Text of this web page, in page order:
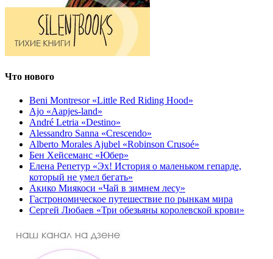
Что нового
Beni Montresor «Little Red Riding Hood»
Ajo «Aapjes-land»
André Letria «Destino»
Alessandro Sanna «Crescendo»
Alberto Morales Ajubel «Robinson Crusoé»
Бен Хейсеманс «Юбер»
Елена Репетур «Эх! История о маленьком гепарде,
который не умел бегать»
Акико Миякоси «Чай в зимнем лесу»
Гастрономическое путешествие по рынкам мира
Сергей Любаев «Три обезьяны королевской крови»